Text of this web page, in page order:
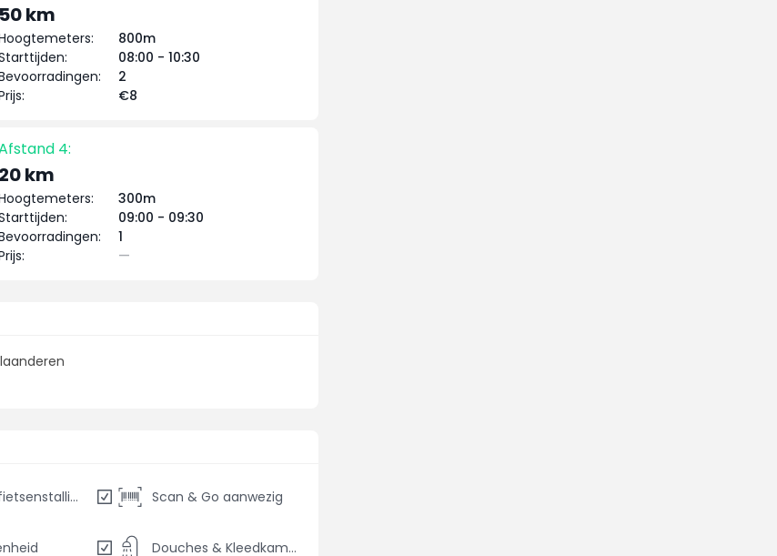
50 km
800m
08:00 - 10:30
2
€8
4:
20 km
300m
09:00 - 09:30
1
—
Bewaakte fietsenstalling Scan & Go aanwezig
Douches & Kleedkamers